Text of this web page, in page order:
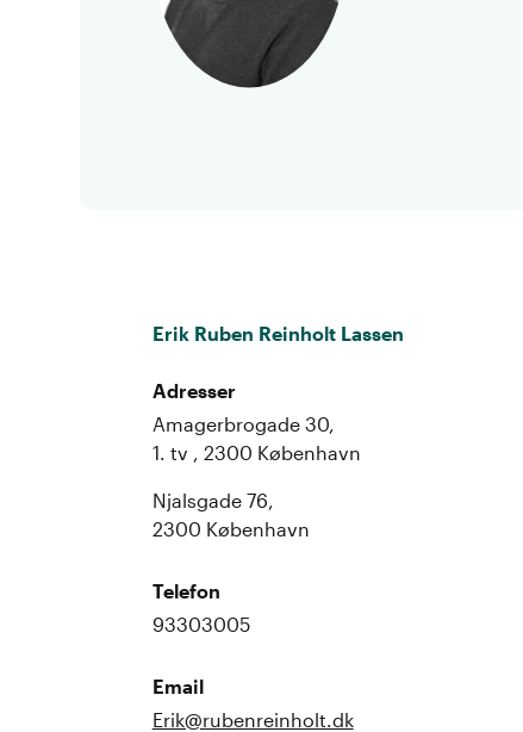
Erik Ruben Reinholt Lassen
Adresser
Amagerbrogade 30,
1. tv , 2300 København
Njalsgade 76,
2300 København
Telefon
93303005
Email
Erik@rubenreinholt.dk